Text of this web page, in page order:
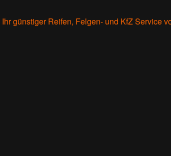
Ihr günstiger Reifen, Felgen- und KfZ Service